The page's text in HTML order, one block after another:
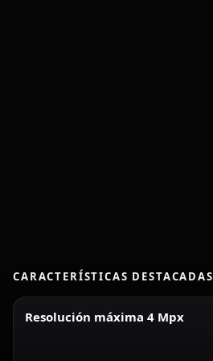
CARACTERÍSTICAS DESTACADAS
Resolución máxima 4 Mpx